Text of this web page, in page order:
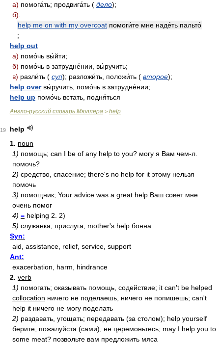
а) помога́ть; продвига́ть ( дело);
б):
help me on with my overcoat помоги́те мне наде́ть пальто́
;
help out
а) помо́чь вы́йти;
б) помо́чь в затрудне́нии, вы́ручить;
в) разли́ть ( суп); разложи́ть, положи́ть ( второе);
help overвы́ручить, помо́чь в затрудне́нии;
help up помо́чь встать, подня́ться
Англо-русский словарь Мюллера > help
19
help
1. noun
1) помощь; can I be of any help to you? могу я Вам чем-л.
помочь?
2) средство, спасение; there's no help for it этому нельзя
помочь
3) помощник; Your advice was a great help Ваш совет мне
очень помог
4) = helping 2. 2)
5) служанка, прислуга; mother's help бонна
Syn:
aid, assistance, relief, service, support
Ant:
exacerbation, harm, hindrance
2. verb
1) помогать; оказывать помощь, содействие; it can't be helped
collocation ничего не поделаешь, ничего не попишешь; can't
help it ничего не могу поделать
2) раздавать, угощать; передавать (за столом); help yourself
берите, пожалуйста (сами), не церемоньтесь; may I help you to
some meat? позвольте вам предложить мяса